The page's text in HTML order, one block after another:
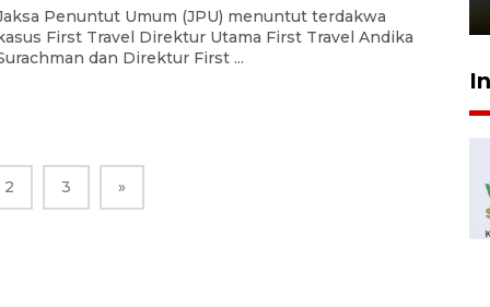
Penuntut Umum (JPU) menuntut terdakwa
First Travel Direktur Utama First Travel Andika
dan Direktur First ...
2 3 »